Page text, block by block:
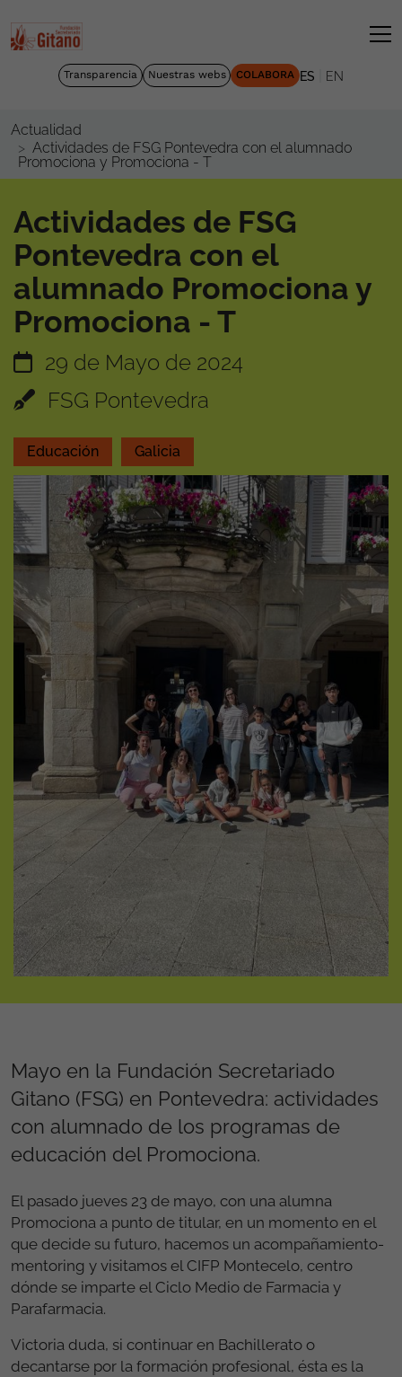
Transparencia Nuestras webs COLABORA ES EN
Actualidad
Actividades de FSG Pontevedra con el alumnado
Promociona y Promociona - T
Actividades de FSG
Pontevedra con el
alumnado Promociona y
Promociona - T
29 de Mayo de 2024
FSG Pontevedra
Educación Galicia
Mayo en la Fundación Secretariado
Gitano (FSG) en Pontevedra: actividades
con alumnado de los programas de
educación del Promociona.
El pasado jueves 23 de mayo, con una alumna
Promociona a punto de titular, en un momento en el
que decide su futuro, hacemos un acompañamiento-
mentoring y visitamos el CIFP Montecelo, centro
dónde se imparte el Ciclo Medio de Farmacia y
Parafarmacia.
Victoria duda, si continuar en Bachillerato o
decantarse por la formación profesional, ésta es la